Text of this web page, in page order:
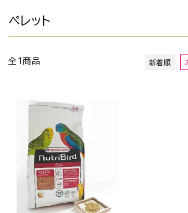
ペレット
全1商品 新着順